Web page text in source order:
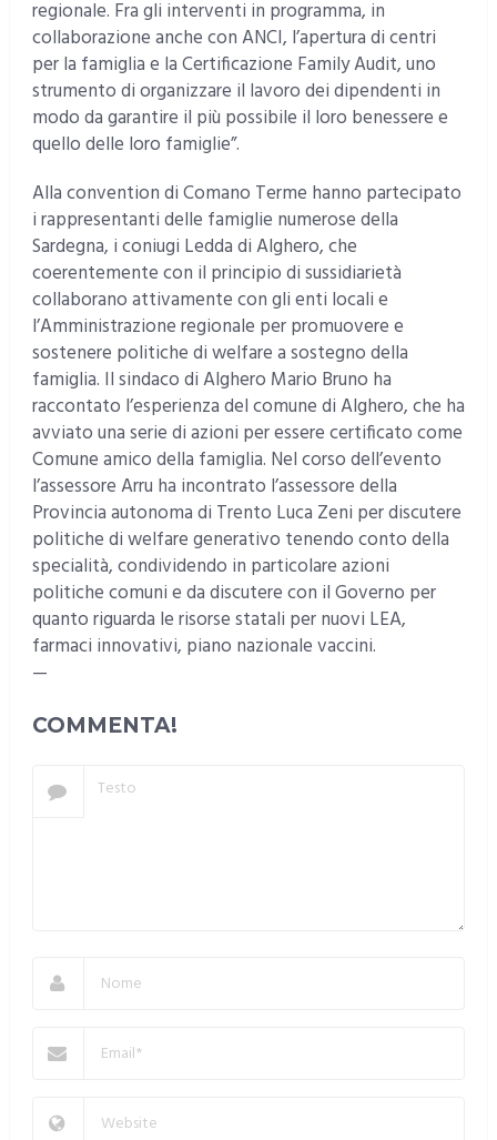
regionale. Fra gli interventi in programma, in
collaborazione anche con ANCI, l’apertura di centri
per la famiglia e la Certificazione Family Audit, uno
strumento di organizzare il lavoro dei dipendenti in
modo da garantire il più possibile il loro benessere e
quello delle loro famiglie”.
Alla convention di Comano Terme hanno partecipato
i rappresentanti delle famiglie numerose della
Sardegna, i coniugi Ledda di Alghero, che
coerentemente con il principio di sussidiarietà
collaborano attivamente con gli enti locali e
l’Amministrazione regionale per promuovere e
sostenere politiche di welfare a sostegno della
famiglia. Il sindaco di Alghero Mario Bruno ha
raccontato l’esperienza del comune di Alghero, che ha
avviato una serie di azioni per essere certificato come
Comune amico della famiglia. Nel corso dell’evento
l’assessore Arru ha incontrato l’assessore della
Provincia autonoma di Trento Luca Zeni per discutere
politiche di welfare generativo tenendo conto della
specialità, condividendo in particolare azioni
politiche comuni e da discutere con il Governo per
quanto riguarda le risorse statali per nuovi LEA,
farmaci innovativi, piano nazionale vaccini.
—
COMMENTA!